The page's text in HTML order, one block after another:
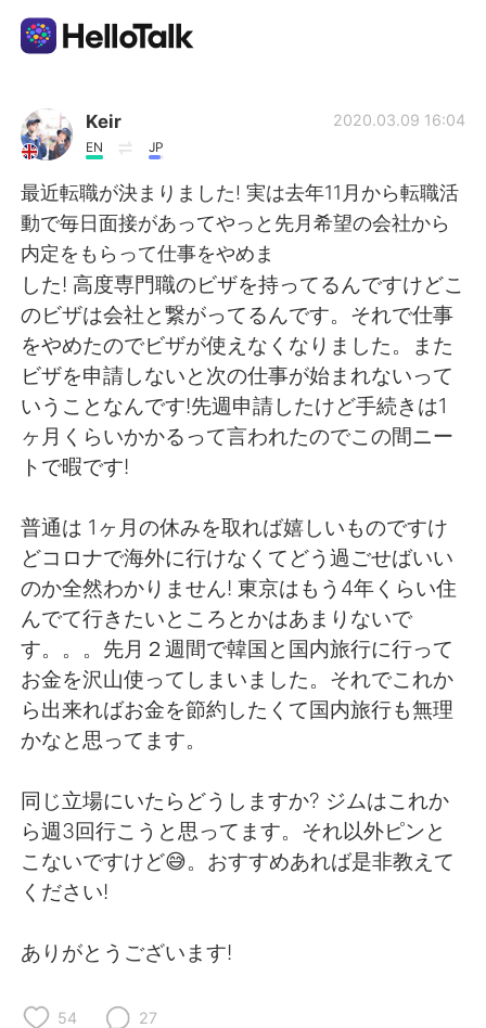
Aplikasi Pertukaran Bahasa
AI Grammar Checker
Indonesia
English 简体中文
繁體中文 Español
العربية Français
한국어 Русский
ไทย Italiano
Türkçe Tiếng Việt
Português
Keir
EN JP
2020.03.09 16:04
最近転職が決まりました! 実は去年11月から転職活
動で毎日面接があってやっと先月希望の会社から
内定をもらって仕事をやめま
した! 高度専門職のビザを持ってるんですけどこ
のビザは会社と繋がってるんです。それで仕事
をやめたのでビザが使えなくなりました。また
ビザを申請しないと次の仕事が始まれないって
いうことなんです!先週申請したけど手続きは1
ヶ月くらいかかるって言われたのでこの間ニー
トで暇です!
普通は 1ヶ月の休みを取れば嬉しいものですけ
どコロナで海外に行けなくてどう過ごせばいい
のか全然わかりません! 東京はもう4年くらい住
んでて行きたいところとかはあまりないで
す。。。先月２週間で韓国と国内旅行に行って
お金を沢山使ってしまいました。それでこれか
ら出来ればお金を節約したくて国内旅行も無理
かなと思ってます。
同じ立場にいたらどうしますか? ジムはこれか
ら週3回行こうと思ってます。それ以外ピンと
こないですけど😅。おすすめあれば是非教えて
ください!
ありがとうございます!
54 27